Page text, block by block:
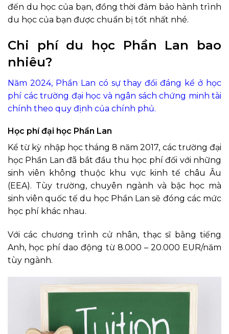
đến du học của bạn, đồng thời đảm bảo hành trình
du học của bạn được chuẩn bị tốt nhất nhé.
Chi phí du học Phần Lan bao
nhiêu?
Năm 2024, Phần Lan có sự thay đổi đáng kể ở học
phí các trường đại học và ngân sách chứng minh tài
chính theo quy định của chính phủ.
Học phí đại học Phần Lan
Kể từ kỳ nhập học tháng 8 năm 2017, các trường đại
học Phần Lan đã bắt đầu thu học phí đối với những
sinh viên không thuộc khu vực kinh tế châu Âu
(EEA). Tùy trường, chuyên ngành và bậc học mà
sinh viên quốc tế du học Phần Lan sẽ đóng các mức
học phí khác nhau.
Với các chương trình cử nhân, thạc sĩ bằng tiếng
Anh, học phí dao động từ 8.000 – 20.000 EUR/năm
tùy ngành.